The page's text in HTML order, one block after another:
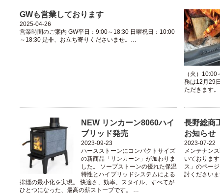
GWも営業しております
2025-04-26
営業時間のご案内 GW平日：9:00～18:30 日曜祝日：10:00
～18:30 是非、お立ち寄りくださいませ。…
（火）
務は12月29
ただきます
NEW リンカーン8060ハイ
ブリッド発売
2023-09-23
ハースストーンにコンパクトサイズ
の新商品「リンカーン」が加わりま
した。 ソープストーンの優れた保温
特性とハイブリッドシステムによる
排煙の最小化を実現。 快適さ、効率、スタイル、すべてが
ひとつになった、最高の薪ストーブです。 …
長野総商
お知らせ
2023-07-22
メンテナン
いておりま
ス」のペー
討ください